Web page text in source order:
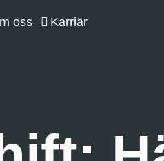
oss Karriär